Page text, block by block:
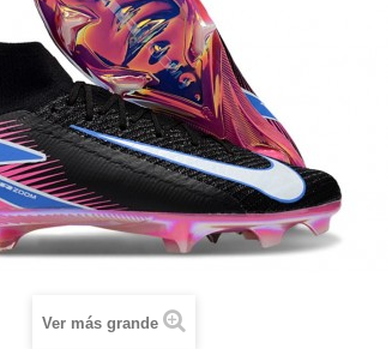
Ver más grande